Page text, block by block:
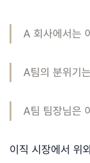
A 회사에서는
A팀의 분위기
A팀 팀장님은
이직 시장에서 위